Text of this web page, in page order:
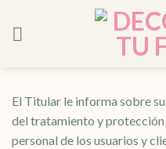
El Titular le informa sobre
del tratamiento y
personal de los usuarios y